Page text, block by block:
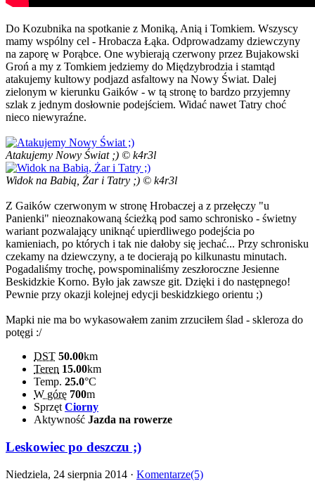
Do Kozubnika na spotkanie z Moniką, Anią i Tomkiem. Wszyscy
mamy wspólny cel - Hrobacza Łąka. Odprowadzamy dziewczyny
na zaporę w Porąbce. One wybierają czerwony przez Bujakowski
Groń a my z Tomkiem jedziemy do Międzybrodzia i stamtąd
atakujemy kultowy podjazd asfaltowy na Nowy Świat. Dalej
zielonym w kierunku Gaików - w tą stronę to bardzo przyjemny
szlak z jednym dosłownie podejściem. Widać nawet Tatry choć
nieco niewyraźne.
Atakujemy Nowy Świat ;) © k4r3l
Widok na Babią, Żar i Tatry ;) © k4r3l
Z Gaików czerwonym w stronę Hrobaczej a z przełęczy "u
Panienki" nieoznakowaną ścieżką pod samo schronisko - świetny
wariant pozwalający uniknąć upierdliwego podejścia po
kamieniach, po których i tak nie dałoby się jechać... Przy schronisku
czekamy na dziewczyny, a te docierają po kilkunastu minutach.
Pogadaliśmy trochę, powspominaliśmy zeszłoroczne Jesienne
Beskidzkie Korno. Było jak zawsze git. Dzięki i do następnego!
Pewnie przy okazji kolejnej edycji beskidzkiego orientu ;)
Mapki nie ma bo wykasowałem zanim zrzuciłem ślad - skleroza do
potęgi :/
DST 50.00km
Teren 15.00km
Temp. 25.0°C
W górę 700m
SprzętCiorny
Aktywność Jazda na rowerze
Leskowiec po deszczu ;)
Niedziela, 24 sierpnia 2014 · Komentarze(5)